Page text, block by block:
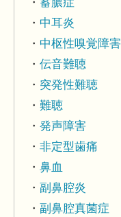
中耳炎
中枢性嗅覚障害
伝音難聴
突発性難聴
難聴
発声障害
非定型歯痛
鼻血
副鼻腔炎
副鼻腔真菌症